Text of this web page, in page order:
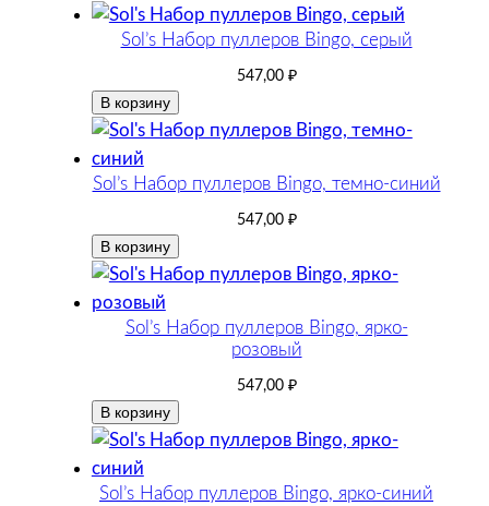
Sol’s Набор пуллеров Bingo, серый
547,00 ₽
В корзину
Sol’s Набор пуллеров Bingo, темно-синий
547,00 ₽
В корзину
Sol’s Набор пуллеров Bingo, ярко-
розовый
547,00 ₽
В корзину
Sol’s Набор пуллеров Bingo, ярко-синий